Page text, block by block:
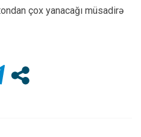
çox yanacağı müsadirə